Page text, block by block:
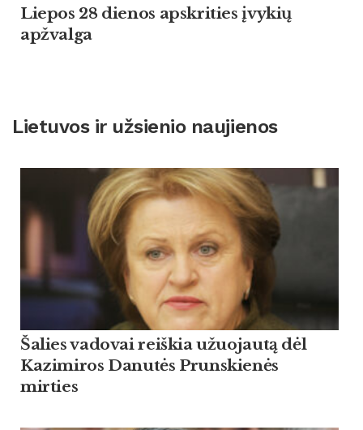
Liepos 28 dienos apskrities įvykių
apžvalga
Lietuvos ir užsienio naujienos
Šalies vadovai reiškia užuojautą dėl
Kazimiros Danutės Prunskienės
mirties